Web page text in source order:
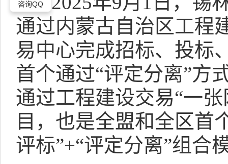
通过内蒙古自治区工程
易中心完成招标、投标
首个通过“评定分离”方
通过工程建设交易“一
目，也是全盟和全区首
评标”+“评定分离”组合
咨询QQ